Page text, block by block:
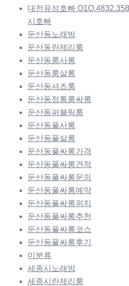
대전유성호빠
시호빠
둔산동노래방
둔산동란제리룸
둔산동룸사롱
둔산동룸살롱
둔산동셔츠룸
둔산동정통룸싸롱
둔산동퍼블릭룸
둔산동풀사롱
둔산동풀살롱
둔산동풀싸롱가격
둔산동풀싸롱견적
둔산동풀싸롱문의
둔산동풀싸롱예약
둔산동풀싸롱위치
둔산동풀싸롱추천
둔산동풀싸롱코스
둔산동풀싸롱후기
미분류
세종시노래방
세종시란제리룸